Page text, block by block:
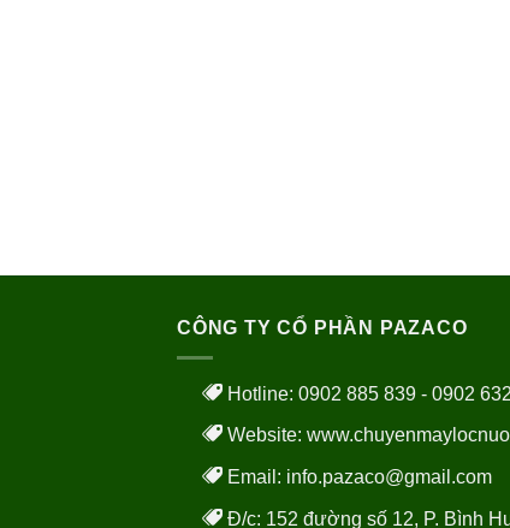
CÔNG TY CỔ PHẦN PAZACO
Hotline: 0902 885 839 - 0902
Website:
Email: info.pazaco@gmail.com
Đ/c: 152 đường số 12, P. Bình